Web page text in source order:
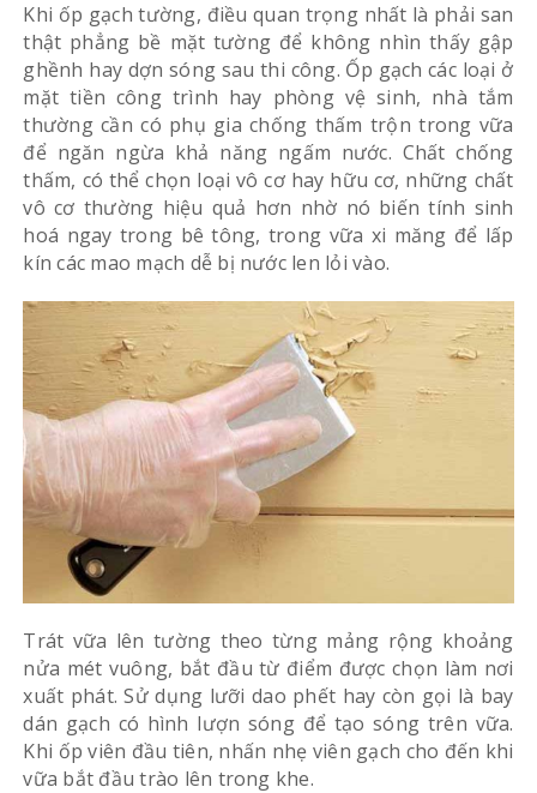
Khi ốp gạch tường, điều quan trọng nhất là phải san
thật phẳng bề mặt tường để không nhìn thấy gập
ghềnh hay dợn sóng sau thi công. Ốp gạch các loại ở
mặt tiền công trình hay phòng vệ sinh, nhà tắm
thường cần có phụ gia chống thấm trộn trong vữa
để ngăn ngừa khả năng ngấm nước. Chất chống
thấm, có thể chọn loại vô cơ hay hữu cơ, những chất
vô cơ thường hiệu quả hơn nhờ nó biến tính sinh
hoá ngay trong bê tông, trong vữa xi măng để lấp
kín các mao mạch dễ bị nước len lỏi vào.
Trát vữa lên tường theo từng mảng rộng khoảng
nửa mét vuông, bắt đầu từ điểm được chọn làm nơi
xuất phát. Sử dụng lưỡi dao phết hay còn gọi là bay
dán gạch có hình lượn sóng để tạo sóng trên vữa.
Khi ốp viên đầu tiên, nhấn nhẹ viên gạch cho đến khi
vữa bắt đầu trào lên trong khe.